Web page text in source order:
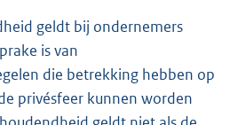
geldt bij ondernemers
is van
die betrekking hebben op
privésfeer kunnen worden